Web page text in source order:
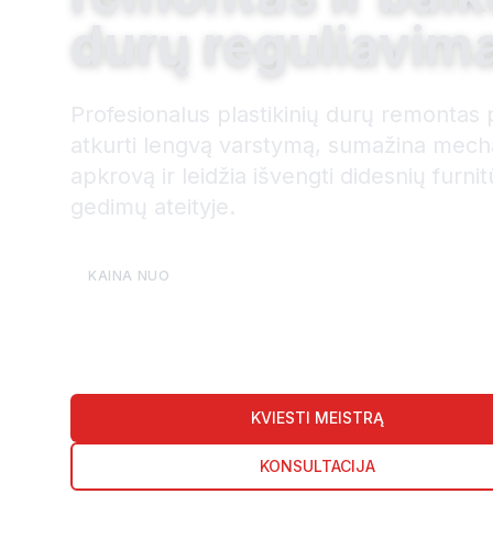
durų
Profesionalus plastikinių durų remontas
atkurti lengvą varstymą, sumažina
apkrovą ir leidžia išvengti didesnių
gedimų ateityje.
KAINA NUO
KVIESTI MEISTRĄ
KONSULTACIJA